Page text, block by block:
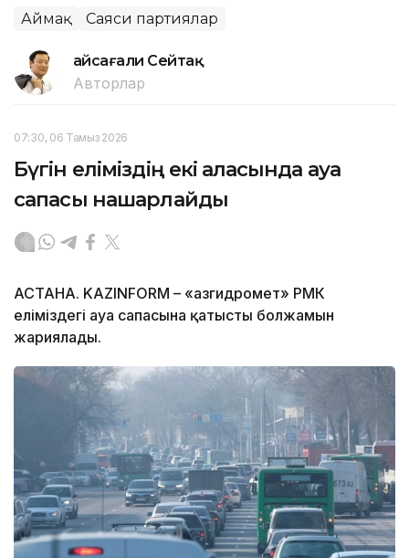
Аймақ Саяси партиялар
Ғайсағали Сейтақ
Авторлар
07:30, 06 Тамыз 2026
Бүгін еліміздің екі қаласында ауа
сапасы нашарлайды
АСТАНА. KAZINFORM – «Қазгидромет» РМК
еліміздегі ауа сапасына қатысты болжамын
жариялады.